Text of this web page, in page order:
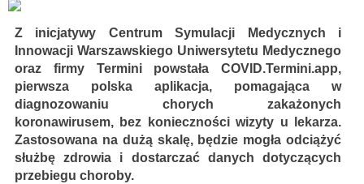
Z inicjatywy Centrum Symulacji Medycznych i
Innowacji Warszawskiego Uniwersytetu Medycznego
oraz firmy Termini powstała COVID.Termini.app,
pierwsza polska aplikacja, pomagająca w
diagnozowaniu chorych zakażonych
koronawirusem, bez konieczności wizyty u lekarza.
Zastosowana na dużą skalę, będzie mogła odciążyć
służbę zdrowia i dostarczać danych dotyczących
przebiegu choroby.